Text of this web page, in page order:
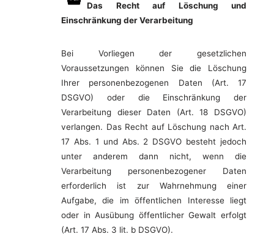
Das Recht auf Löschung und
Einschränkung der Verarbeitung
Bei Vorliegen der gesetzlichen
Voraussetzungen können Sie die Löschung
Ihrer personenbezogenen Daten (Art. 17
DSGVO) oder die Einschränkung der
Verarbeitung dieser Daten (Art. 18 DSGVO)
verlangen. Das Recht auf Löschung nach Art.
17 Abs. 1 und Abs. 2 DSGVO besteht jedoch
unter anderem dann nicht, wenn die
Verarbeitung personenbezogener Daten
erforderlich ist zur Wahrnehmung einer
Aufgabe, die im öffentlichen Interesse liegt
oder in Ausübung öffentlicher Gewalt erfolgt
(Art. 17 Abs. 3 lit. b DSGVO).